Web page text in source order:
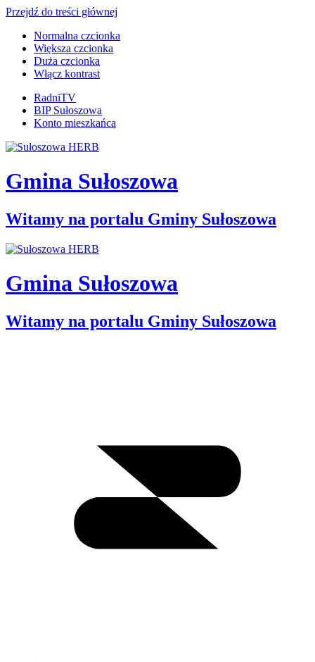
Przejdź do treści głównej
Normalna czcionka
Większa czcionka
Duża czcionka
Włącz kontrast
RadniTV
BIP Sułoszowa
Konto mieszkańca
Gmina Sułoszowa
Witamy na portalu Gminy Sułoszowa
Gmina Sułoszowa
Witamy na portalu Gminy Sułoszowa